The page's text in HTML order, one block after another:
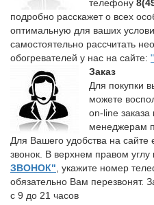
телефону
подробно расскажет о всех
оптимальную для ваших
самостоятельно рассчитать
обогревателей у нас на сайте:
Заказ
Для покупки
можете
on-line
менеджерам
Для Вашего удобства на сайте
звонок. В верхнем правом углу
ЗВОНОК" , укажите номер
обязательно Вам перезвонят.
с 9 до 21 часов